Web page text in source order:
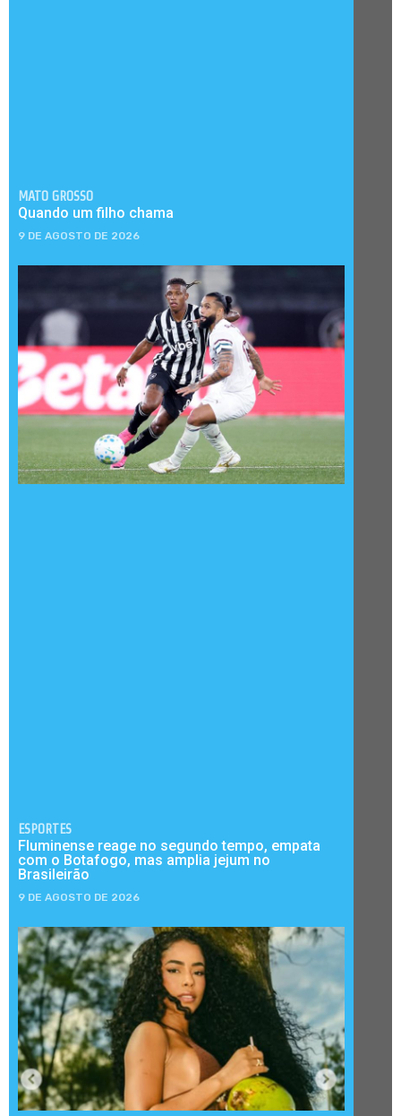
MATO GROSSO
Quando um filho chama
9 DE AGOSTO DE 2026
ESPORTES
Fluminense reage no segundo tempo, empata
com o Botafogo, mas amplia jejum no
Brasileirão
9 DE AGOSTO DE 2026